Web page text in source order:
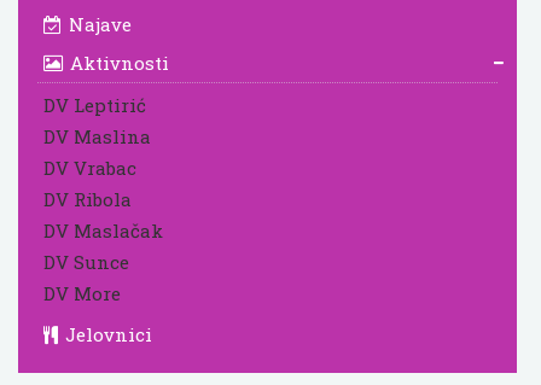
Najave
Aktivnosti
DV Leptirić
DV Maslina
DV Vrabac
DV Ribola
DV Maslačak
DV Sunce
DV More
Jelovnici